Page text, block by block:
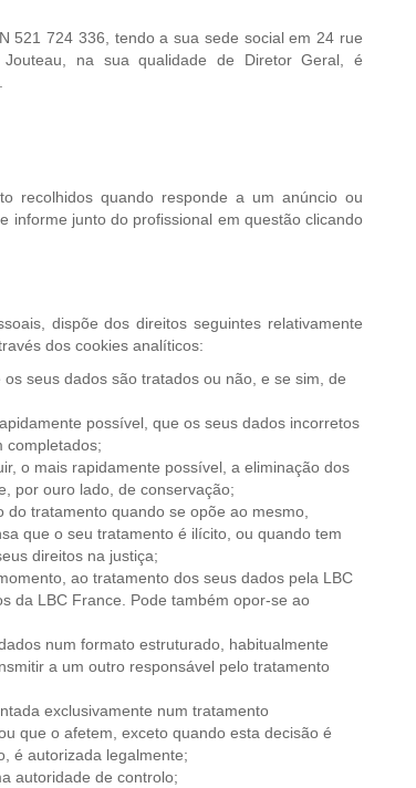
521 724 336, tendo a sua sede social em 24 rue
na sua qualidade de Diretor Geral, é
recolhidos quando responde a um anúncio ou
informe junto do profissional em questão clicando
dispõe dos direitos seguintes relativamente
dos cookies analíticos:
seus dados são tratados ou não, e se sim, de
possível, que os seus dados incorretos
completados;
o mais rapidamente possível, a eliminação dos
por ouro lado, de conservação;
tratamento quando se opõe ao mesmo,
que o seu tratamento é ilícito, ou quando tem
direitos na justiça;
ao tratamento dos seus dados pela LBC
da LBC France. Pode também opor-se ao
num formato estruturado, habitualmente
a um outro responsável pelo tratamento
exclusivamente num tratamento
que o afetem, exceto quando esta decisão é
é autorizada legalmente;
autoridade de controlo;